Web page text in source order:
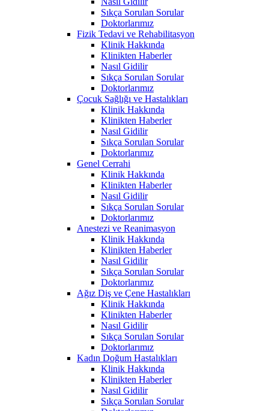
Sıkça Sorulan Sorular
Doktorlarımız
Fizik Tedavi ve Rehabilitasyon
Klinik Hakkında
Klinikten Haberler
Nasıl Gidilir
Sıkça Sorulan Sorular
Doktorlarımız
Çocuk Sağlığı ve Hastalıkları
Klinik Hakkında
Klinikten Haberler
Nasıl Gidilir
Sıkça Sorulan Sorular
Doktorlarımız
Genel Cerrahi
Klinik Hakkında
Klinikten Haberler
Nasıl Gidilir
Sıkça Sorulan Sorular
Doktorlarımız
Anestezi ve Reanimasyon
Klinik Hakkında
Klinikten Haberler
Nasıl Gidilir
Sıkça Sorulan Sorular
Doktorlarımız
Ağız Diş ve Çene Hastalıkları
Klinik Hakkında
Klinikten Haberler
Nasıl Gidilir
Sıkça Sorulan Sorular
Doktorlarımız
Kadın Doğum Hastalıkları
Klinik Hakkında
Klinikten Haberler
Nasıl Gidilir
Sıkça Sorulan Sorular